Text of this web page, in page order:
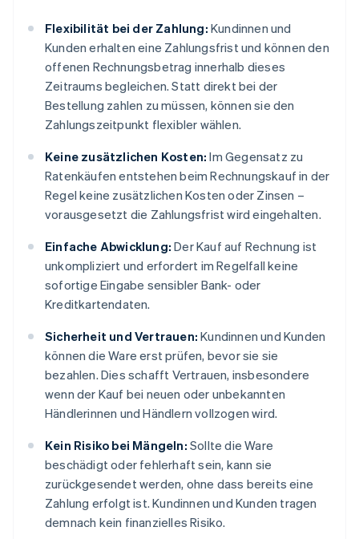
Flexibilität bei der Zahlung: Kundinnen und
Kunden erhalten eine Zahlungsfrist und können den
offenen Rechnungsbetrag innerhalb dieses
Zeitraums begleichen. Statt direkt bei der
Bestellung zahlen zu müssen, können sie den
Zahlungszeitpunkt flexibler wählen.
Keine zusätzlichen Kosten: Im Gegensatz zu
Ratenkäufen entstehen beim Rechnungskauf in der
Regel keine zusätzlichen Kosten oder Zinsen –
vorausgesetzt die Zahlungsfrist wird eingehalten.
Einfache Abwicklung: Der Kauf auf Rechnung ist
unkompliziert und erfordert im Regelfall keine
sofortige Eingabe sensibler Bank- oder
Kreditkartendaten.
Sicherheit und Vertrauen: Kundinnen und Kunden
können die Ware erst prüfen, bevor sie sie
bezahlen. Dies schafft Vertrauen, insbesondere
wenn der Kauf bei neuen oder unbekannten
Händlerinnen und Händlern vollzogen wird.
Kein Risiko bei Mängeln: Sollte die Ware
beschädigt oder fehlerhaft sein, kann sie
zurückgesendet werden, ohne dass bereits eine
Zahlung erfolgt ist. Kundinnen und Kunden tragen
demnach kein finanzielles Risiko.